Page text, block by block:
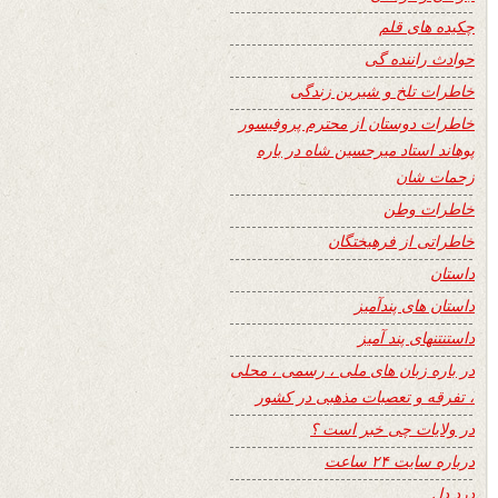
چکیده های قلم
حوادث راننده گی
خاطرات تلخ و شیرین زندگی
خاطرات دوستان از محترم پروفیسور
پوهاند استاد میرحسین شاه در باره
زحمات شان
خاطرات وطن
خاطراتی از فرهیختگان
داستان
داستان های پندآمیز
داستنتنهای پند آمیز
در باره زبان های ملی ، رسمی ، محلی
، تفرقه و تعصبات مذهبی در کشور
در ولایات چی خبر است ؟
درباره سایت ۲۴ ساعت
درد دل